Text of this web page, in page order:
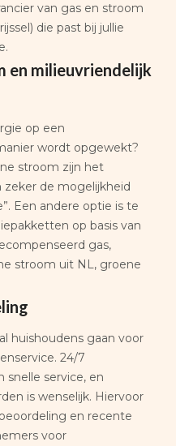
van gas en stroom
die past bij jullie
en milieuvriendelijk
op een
wordt opgewekt?
stroom zijn het
zeker de mogelijkheid
Een andere optie is te
op basis van
gas,
stroom uit NL, groene
huishoudens gaan voor
24/7
snelle service, en
is wenselijk. Hiervoor
en recente
voor